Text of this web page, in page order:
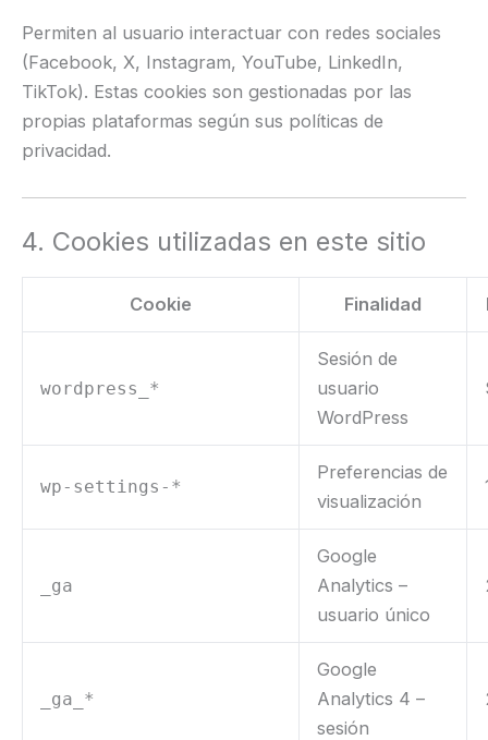
Permiten al usuario interactuar con redes sociales
(Facebook, X, Instagram, YouTube, LinkedIn,
TikTok). Estas cookies son gestionadas por las
propias plataformas según sus políticas de
privacidad.
4. Cookies utilizadas en este sitio
Cookie Finalidad
wordpress_*
Sesión de
usuario
WordPress
wp-settings-*
Preferencias de
visualización
_ga
Google
Analytics –
usuario único
_ga_*
Google
Analytics 4 –
sesión